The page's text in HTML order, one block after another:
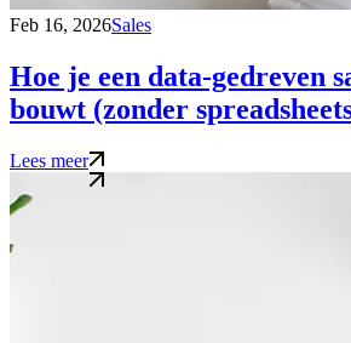
Feb 16, 2026Sales
Hoe je een data-gedreven
bouwt (zonder
Lees meer